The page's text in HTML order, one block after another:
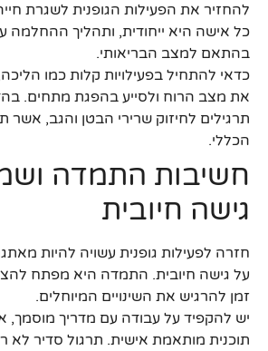
להחזיר את הפעילות הגופנית לשגרת
כל אישה היא ייחודית, ותהליך ההחלמה
בהתאם למצב הבריאותי.
כדאי להתחיל בפעילויות קלות כמו
את מצב הרוח ולסייע בהפגת מתחים.
תרגילים לחיזוק שרירי הבטן והגב, אשר
הכללי.
חשיבות התמדה
גישה חיובית
חזרה לפעילות גופנית עשויה להיות
על גישה חיובית. התמדה היא מפתח
זמן להרגיש את השינויים המיוחלים.
יש להקפיד על עבודה עם מדריך מוסמך,
תוכנית מותאמת אישית. תרגול סדיר